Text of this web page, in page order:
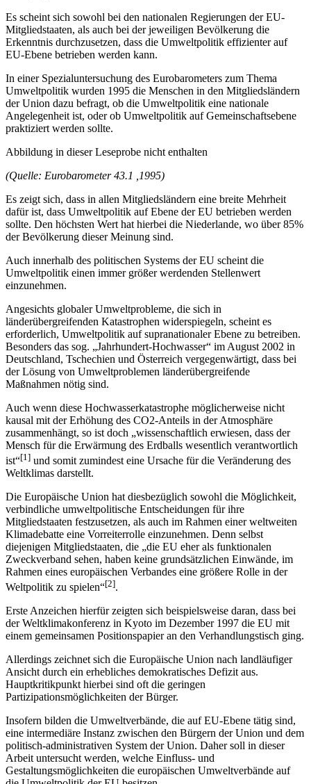
Es scheint sich sowohl bei den nationalen Regierungen der EU-
Mitgliedstaaten, als auch bei der jeweiligen Bevölkerung die
Erkenntnis durchzusetzen, dass die Umweltpolitik effizienter auf
EU-Ebene betrieben werden kann.
In einer Spezialuntersuchung des Eurobarometers zum Thema
Umweltpolitik wurden 1995 die Menschen in den Mitgliedsländern
der Union dazu befragt, ob die Umweltpolitik eine nationale
Angelegenheit ist, oder ob Umweltpolitik auf Gemeinschaftsebene
praktiziert werden sollte.
Abbildung in dieser Leseprobe nicht enthalten
(Quelle: Eurobarometer 43.1 ,1995)
Es zeigt sich, dass in allen Mitgliedsländern eine breite Mehrheit
dafür ist, dass Umweltpolitik auf Ebene der EU betrieben werden
sollte. Den höchsten Wert hat hierbei die Niederlande, wo über 85%
der Bevölkerung dieser Meinung sind.
Auch innerhalb des politischen Systems der EU scheint die
Umweltpolitik einen immer größer werdenden Stellenwert
einzunehmen.
Angesichts globaler Umweltprobleme, die sich in
länderübergreifenden Katastrophen widerspiegeln, scheint es
erforderlich, Umweltpolitik auf supranationaler Ebene zu betreiben.
Besonders das sog. „Jahrhundert-Hochwasser“ im August 2002 in
Deutschland, Tschechien und Österreich vergegenwärtigt, dass bei
der Lösung von Umweltproblemen länderübergreifende
Maßnahmen nötig sind.
Auch wenn diese Hochwasserkatastrophe möglicherweise nicht
kausal mit der Erhöhung des CO2-Anteils in der Atmosphäre
zusammenhängt, so ist doch „wissenschaftlich erwiesen, dass der
Mensch für die Erwärmung des Erdballs wesentlich verantwortlich
ist“[1] und somit zumindest eine Ursache für die Veränderung des
Weltklimas darstellt.
Die Europäische Union hat diesbezüglich sowohl die Möglichkeit,
verbindliche umweltpolitische Entscheidungen für ihre
Mitgliedstaaten festzusetzen, als auch im Rahmen einer weltweiten
Klimadebatte eine Vorreiterrolle einzunehmen. Denn selbst
diejenigen Mitgliedstaaten, die „die EU eher als funktionalen
Zweckverband sehen, haben keine grundsätzlichen Einwände, im
Rahmen eines europäischen Verbandes eine größere Rolle in der
Weltpolitik zu spielen“[2].
Erste Anzeichen hierfür zeigten sich beispielsweise daran, dass bei
der Weltklimakonferenz in Kyoto im Dezember 1997 die EU mit
einem gemeinsamen Positionspapier an den Verhandlungstisch ging.
Allerdings zeichnet sich die Europäische Union nach landläufiger
Ansicht durch ein erhebliches demokratisches Defizit aus.
Hauptkritikpunkt hierbei sind oft die geringen
Partizipationsmöglichkeiten der Bürger.
Insofern bilden die Umweltverbände, die auf EU-Ebene tätig sind,
eine intermediäre Instanz zwischen den Bürgern der Union und dem
politisch-administrativen System der Union. Daher soll in dieser
Arbeit untersucht werden, welche Einfluss- und
Gestaltungsmöglichkeiten die europäischen Umweltverbände auf